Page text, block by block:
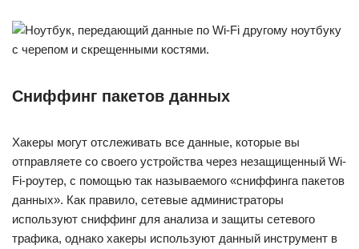
Сниффинг пакетов данных
Хакеры могут отслеживать все данные, которые вы
отправляете со своего устройства через незащищенный Wi-
Fi-роутер, с помощью так называемого «сниффинга пакетов
данных». Как правило, сетевые администраторы
используют сниффинг для анализа и защиты сетевого
трафика, однако хакеры используют данный инструмент в